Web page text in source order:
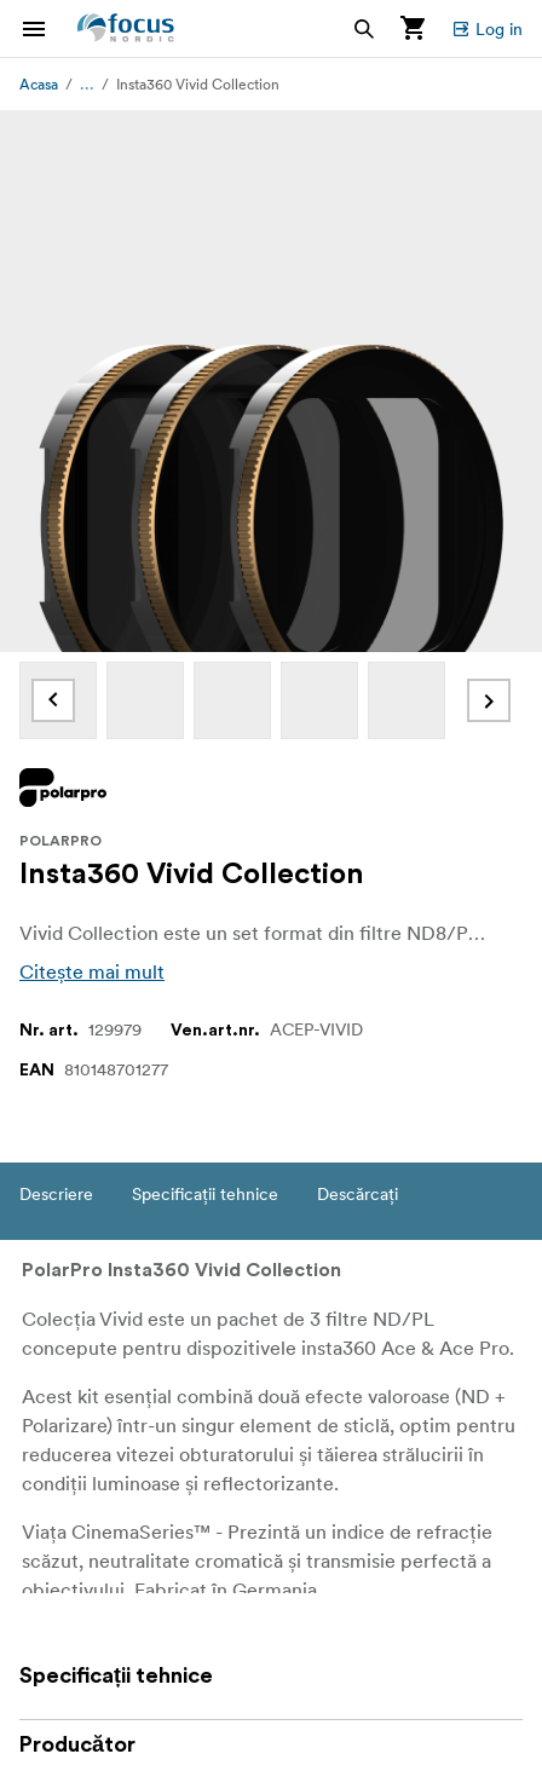
Log in
Acasa ... Insta360 Vivid Collection
POLARPRO
Insta360 Vivid Collection
Vivid Collection este un set format din filtre ND8/PL, ND16/PL, ND32/PL pentru dispozitivele Insta360 Ace & Ace Pro
Citește mai mult
Nr. art. 129979 Ven.art.nr. ACEP-VIVID
EAN 810148701277
Descriere Specificații tehnice Descărcați
PolarPro Insta360 Vivid Collection
Colecția Vivid este un pachet de 3 filtre ND/PL
concepute pentru dispozitivele insta360 Ace & Ace Pro.
Acest kit esențial combină două efecte valoroase (ND +
Polarizare) într-un singur element de sticlă, optim pentru
reducerea vitezei obturatorului și tăierea strălucirii în
condiții luminoase și reflectorizante.
Viața CinemaSeries™ - Prezintă un indice de refracție
scăzut, neutralitate cromatică și transmisie perfectă a
obiectivului. Fabricat în Germania
1 buc ND8/PL
1 buc ND16/PL
Specificații tehnice
Producător